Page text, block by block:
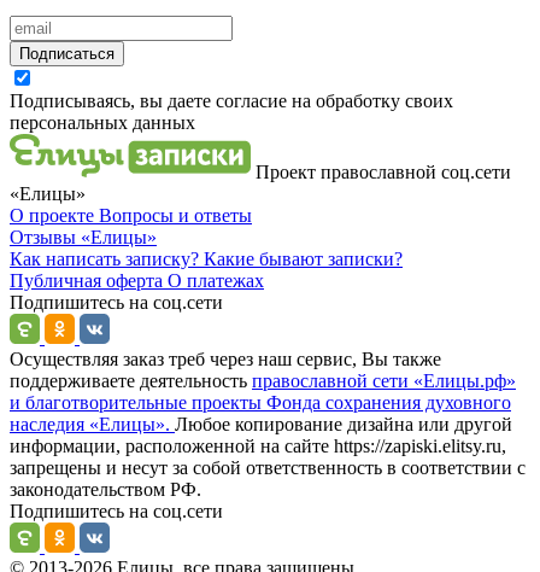
Подписаться
Подписываясь, вы даете согласие на обработку своих
персональных данных
Проект православной соц.сети
«Елицы»
О проекте Вопросы и ответы
Отзывы «Елицы»
Как написать записку? Какие бывают записки?
Публичная оферта О платежах
Подпишитесь на соц.сети
Осуществляя заказ треб через наш сервис, Вы также
поддерживаете деятельность православной сети «Елицы.рф»
и благотворительные проекты Фонда сохранения духовного
наследия «Елицы». Любое копирование дизайна или другой
информации, расположенной на сайте https://zapiski.elitsy.ru,
запрещены и несут за собой ответственность в соответствии с
законодательством РФ.
Подпишитесь на соц.сети